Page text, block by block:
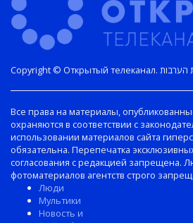
Все права на материалы,
охраняются в соответствии с
использовании материалов сайта
обязательна. Перепечатка
согласования с редакцией запрещена.
фотоматериалов агентств строго
Люди
Мультики
Новость и